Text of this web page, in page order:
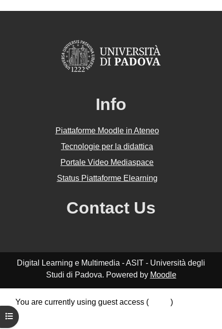
Open course index
Info
Piattaforme Moodle in Ateneo
Tecnologie per la didattica
Portale Video Mediaspace
Status Piattaforme Elearning
Contact Us
Digital Learning e Multimedia - ASIT - Università degli
Studi di Padova. Powered by Moodle
You are currently using guest access (
)
Data retention summary
Policies